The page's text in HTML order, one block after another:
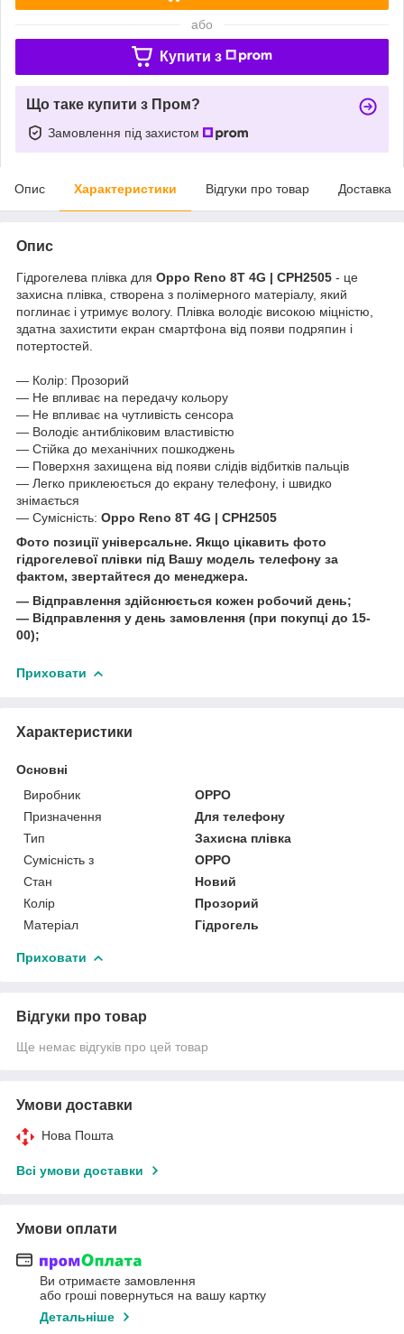
або
Купити з
Що таке купити з Пром?
Замовлення під захистом
Опис Характеристики Відгуки про товар Доставка
Опис
Гідрогелева плівка для Oppo Reno 8T 4G | CPH2505 - це
захисна плівка, створена з полімерного матеріалу, який
поглинає і утримує вологу. Плівка володіє високою міцністю,
здатна захистити екран смартфона від появи подряпин і
потертостей.
― Колір: Прозорий
― Не впливає на передачу кольору
― Не впливає на чутливість сенсора
― Володіє антибліковим властивістю
― Стійка до механічних пошкоджень
― Поверхня захищена від появи слідів відбитків пальців
― Легко приклеюється до екрану телефону, і швидко
знімається
― Сумісність: Oppo Reno 8T 4G | CPH2505
Фото позиції універсальне. Якщо цікавить фото
гідрогелевої плівки під Вашу модель телефону за
фактом, звертайтеся до менеджера.
― Відправлення здійснюється кожен робочий день;
― Відправлення у день замовлення (при покупці до 15-
00);
Приховати
Характеристики
Основні
Виробник
OPPO
Призначення
Для телефону
Тип
Захисна плівка
Сумісність з
OPPO
Стан
Новий
Колір
Прозорий
Матеріал
Гідрогель
Приховати
Відгуки про товар
Ще немає відгуків про цей товар
Умови доставки
Нова Пошта
Всі умови доставки
Умови оплати
Ви отримаєте замовлення
або гроші повернуться на вашу картку
Детальніше